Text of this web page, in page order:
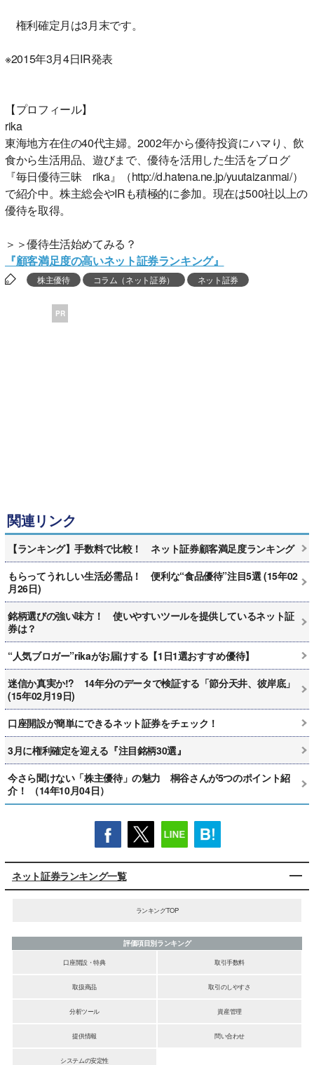
権利確定月は3月末です。
※2015年3月4日IR発表
【プロフィール】
rika
東海地方在住の40代主婦。2002年から優待投資にハマり、飲
食から生活用品、遊びまで、優待を活用した生活をブログ
『毎日優待三昧 rika』（http://d.hatena.ne.jp/yuutaizanmai/）
で紹介中。株主総会やIRも積極的に参加。現在は500社以上の
優待を取得。
＞＞優待生活始めてみる？
『顧客満足度の高いネット証券ランキング』
株主優待 コラム（ネット証券） ネット証券
PR
関連リンク
【ランキング】手数料で比較！ ネット証券顧客満足度ランキング
もらってうれしい生活必需品！ 便利な“食品優待”注目5選 (15年02
月26日)
銘柄選びの強い味方！ 使いやすいツールを提供しているネット証
券は？
“人気ブロガー”rikaがお届けする【1日1選おすすめ優待】
迷信か真実か!? 14年分のデータで検証する「節分天井、彼岸底」
(15年02月19日)
口座開設が簡単にできるネット証券をチェック！
3月に権利確定を迎える『注目銘柄30選』
今さら聞けない「株主優待」の魅力 桐谷さんが5つのポイント紹
介！ （14年10月04日）
ネット証券ランキング一覧
ランキングTOP
評価項目別ランキング
口座開設・特典
取引手数料
取扱商品 取引のしやすさ
分析ツール 資産管理
提供情報 問い合わせ
システムの安定性